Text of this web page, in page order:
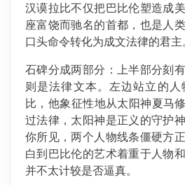
汉谟拉比不仅把巴比伦塑造成
座富饶而驰名的首都，也是人
口头命令转化为成文法律的君主
石碑分成两部分：上半部分刻
则是法律文本。左边站立的
比，他象征性地从太阳神夏马
过法律，太阳神是正义的守护
你所见，两个人物线条僵硬方
白到巴比伦的艺术着重于人物
并不太计较是否逼真。